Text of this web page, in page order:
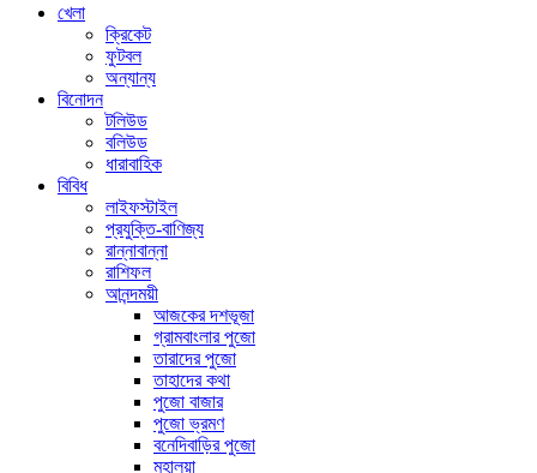
খেলা
ক্রিকেট
ফুটবল
অন্যান্য
বিনোদন
টলিউড
বলিউড
ধারাবাহিক
বিবিধ
লাইফস্টাইল
প্রযুক্তি-বাণিজ্য
রান্নাবান্না
রাশিফল
আনন্দময়ী
আজকের দশভূজা
গ্রামবাংলার পুজো
তারাদের পুজো
তাহাদের কথা
পুজো বাজার
পুজো ভ্রমণ
বনেদিবাড়ির পুজো
মহালয়া